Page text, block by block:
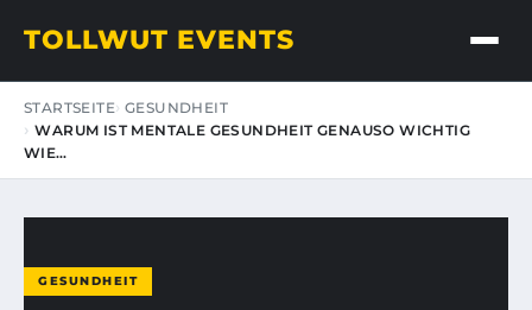
TOLLWUT EVENTS
STARTSEITE GESUNDHEIT
WARUM IST MENTALE GESUNDHEIT GENAUSO WICHTIG
WIE…
GESUNDHEIT